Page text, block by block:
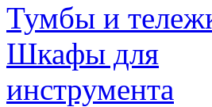
Тумбы и
Шкафы для
инструмента